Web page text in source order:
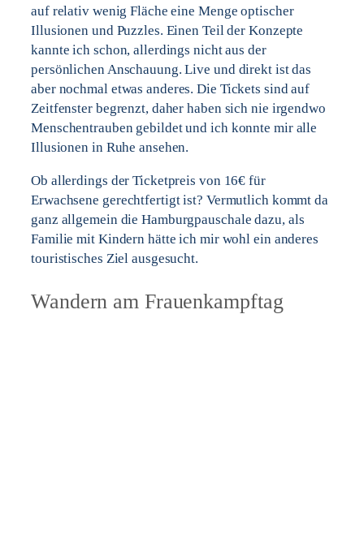
auf relativ wenig Fläche eine Menge optischer
Illusionen und Puzzles. Einen Teil der Konzepte
kannte ich schon, allerdings nicht aus der
persönlichen Anschauung. Live und direkt ist das
aber nochmal etwas anderes. Die Tickets sind auf
Zeitfenster begrenzt, daher haben sich nie irgendwo
Menschentrauben gebildet und ich konnte mir alle
Illusionen in Ruhe ansehen.
Ob allerdings der Ticketpreis von 16€ für
Erwachsene gerechtfertigt ist? Vermutlich kommt da
ganz allgemein die Hamburgpauschale dazu, als
Familie mit Kindern hätte ich mir wohl ein anderes
touristisches Ziel ausgesucht.
Wandern am Frauenkampftag